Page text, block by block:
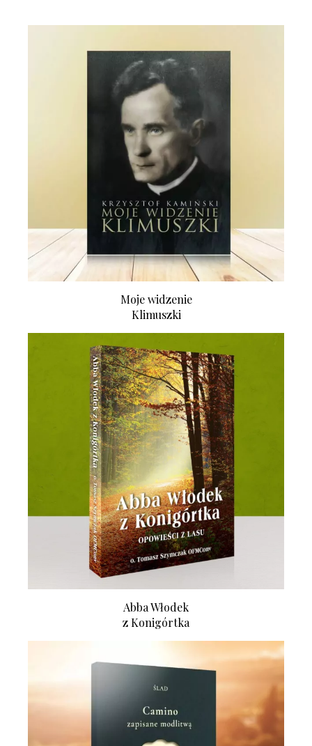
Moje widzenie
Klimuszki
Abba Włodek
z Konigórtka